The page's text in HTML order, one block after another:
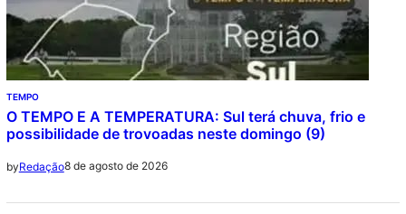
TEMPO
O TEMPO E A TEMPERATURA: Sul terá chuva, frio e
possibilidade de trovoadas neste domingo (9)
byRedação8 de agosto de 2026